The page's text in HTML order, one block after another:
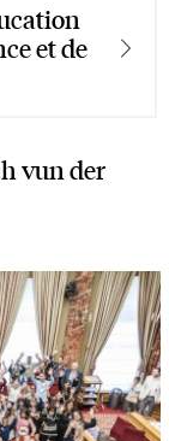
et de
vun der